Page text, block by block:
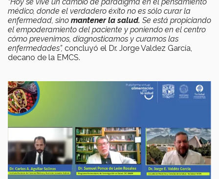
“Hoy se vive un cambio de paradigma en el pensamiento
médico, donde el verdadero éxito no es sólo curar la
enfermedad, sino mantener la salud. Se está propiciando
el empoderamiento del paciente y poniendo en el centro
cómo prevenimos, diagnosticamos y curamos las
enfermedades”, concluyó el Dr. Jorge Valdez García,
decano de la EMCS.